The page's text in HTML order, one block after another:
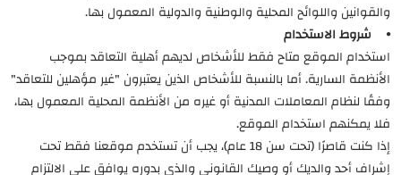
والقوانين واللوائح المحلية والوطنية والدولية المعمول بها.
⦁ شروط الاستخدام
استخدام الموقع متاح فقط للأشخاص لديهم أهلية التعاقد بموجب
الأنظمة السارية. أما بالنسبة للأشخاص الذين يعتبرون "غير مؤهلين للتعاقد"
وفقًا لنظام المعاملات المدنية أو غيره من الأنظمة المحلية المعمول بها،
فلا يمكنهم استخدام الموقع.
إذا كنت قاصرًا (تحت سن 18 عام)، يجب أن تستخدم موقعنا فقط تحت
إشراف أحد والديك أو وصيك القانوني والذي بدوره يوافق على الالتزام